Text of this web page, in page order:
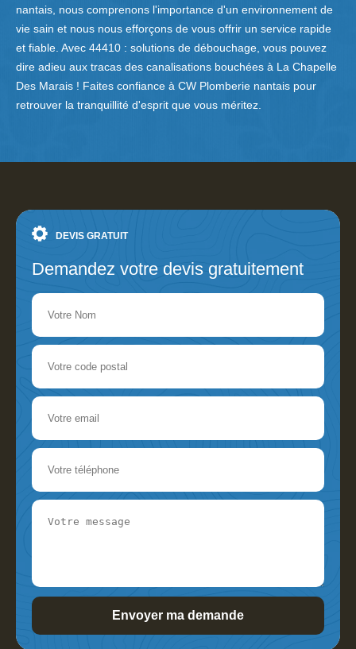
nantais, nous comprenons l'importance d'un environnement de
vie sain et nous nous efforçons de vous offrir un service rapide
et fiable. Avec 44410 : solutions de débouchage, vous pouvez
dire adieu aux tracas des canalisations bouchées à La Chapelle
Des Marais ! Faites confiance à CW Plomberie nantais pour
retrouver la tranquillité d'esprit que vous méritez.
DEVIS GRATUIT
Demandez votre devis gratuitement